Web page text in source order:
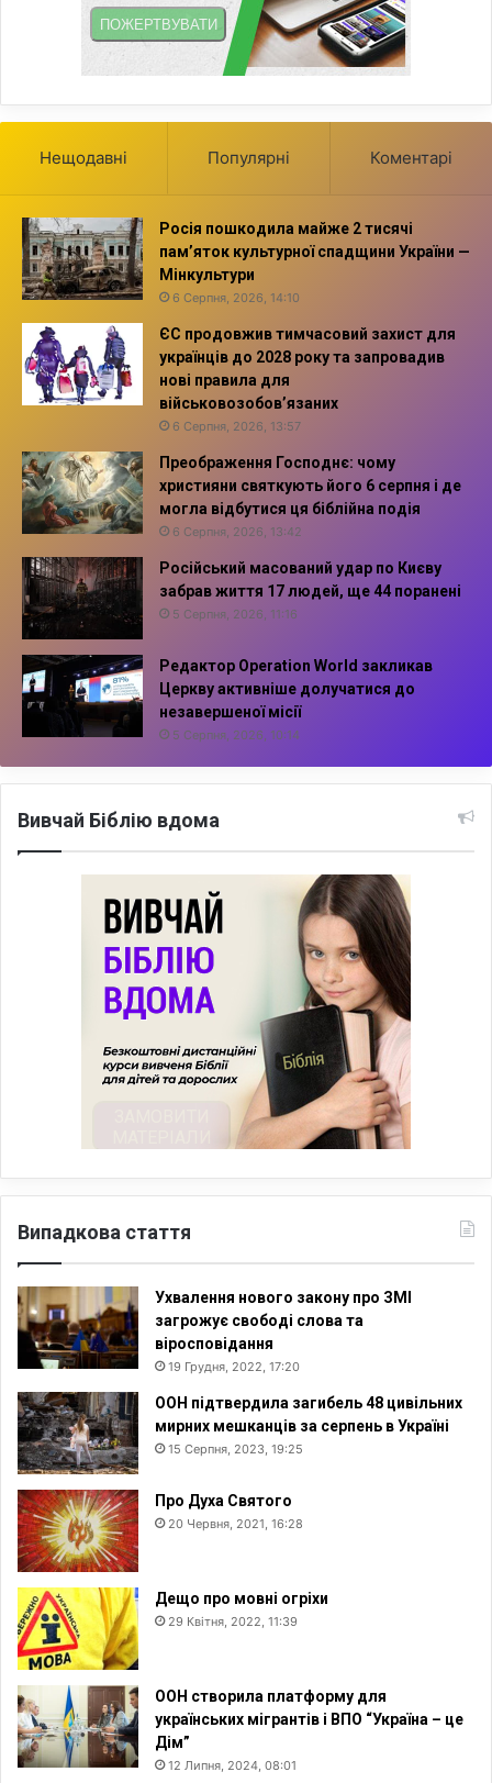
Нещодавні Популярні Коментарі
Росія пошкодила майже 2 тисячі
пам’яток культурної спадщини України —
Мінкультури
6 Серпня, 2026, 14:10
ЄС продовжив тимчасовий захист для
українців до 2028 року та запровадив
нові правила для
військовозобов’язаних
6 Серпня, 2026, 13:57
Преображення Господнє: чому
християни святкують його 6 серпня і де
могла відбутися ця біблійна подія
6 Серпня, 2026, 13:42
Російський масований удар по Києву
забрав життя 17 людей, ще 44 поранені
5 Серпня, 2026, 11:16
Редактор Operation World закликав
Церкву активніше долучатися до
незавершеної місії
5 Серпня, 2026, 10:14
Вивчай Біблію вдома
Випадкова стаття
Ухвалення нового закону про ЗМІ
загрожує свободі слова та
віросповідання
19 Грудня, 2022, 17:20
ООН підтвердила загибель 48 цивільних
мирних мешканців за серпень в Україні
15 Серпня, 2023, 19:25
Про Духа Святого
20 Червня, 2021, 16:28
Дещо про мовні огріхи
29 Квітня, 2022, 11:39
ООН створила платформу для
українських мігрантів і ВПО “Україна – це
Дім”
12 Липня, 2024, 08:01